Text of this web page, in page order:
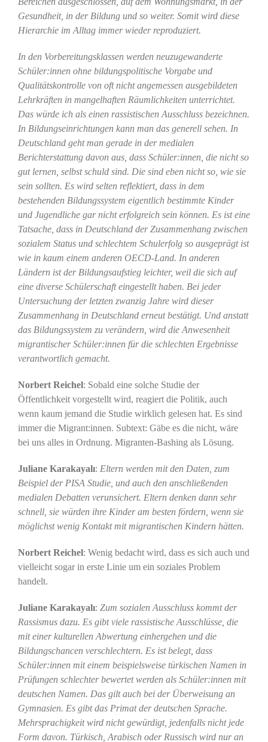
Gesundheit, in der Bildung und so weiter. Somit wird diese
Hierarchie im Alltag immer wieder reproduziert.
In den Vorbereitungsklassen werden neuzugewanderte
Schüler:innen ohne bildungspolitische Vorgabe und
Qualitätskontrolle von oft nicht angemessen ausgebildeten
Lehrkräften in mangelhaften Räumlichkeiten unterrichtet.
Das würde ich als einen rassistischen Ausschluss bezeichnen.
In Bildungseinrichtungen kann man das generell sehen. In
Deutschland geht man gerade in der medialen
Berichterstattung davon aus, dass Schüler:innen, die nicht so
gut lernen, selbst schuld sind. Die sind eben nicht so, wie sie
sein sollten. Es wird selten reflektiert, dass in dem
bestehenden Bildungssystem eigentlich bestimmte Kinder
und Jugendliche gar nicht erfolgreich sein können. Es ist eine
Tatsache, dass in Deutschland der Zusammenhang zwischen
sozialem Status und schlechtem Schulerfolg so ausgeprägt ist
wie in kaum einem anderen OECD-Land. In anderen
Ländern ist der Bildungsaufstieg leichter, weil die sich auf
eine diverse Schülerschaft eingestellt haben. Bei jeder
Untersuchung der letzten zwanzig Jahre wird dieser
Zusammenhang in Deutschland erneut bestätigt. Und anstatt
das Bildungssystem zu verändern, wird die Anwesenheit
migrantischer Schüler:innen für die schlechten Ergebnisse
verantwortlich gemacht.
Norbert Reichel: Sobald eine solche Studie der
Öffentlichkeit vorgestellt wird, reagiert die Politik, auch
wenn kaum jemand die Studie wirklich gelesen hat. Es sind
immer die Migrant:innen. Subtext: Gäbe es die nicht, wäre
bei uns alles in Ordnung. Migranten-Bashing als Lösung.
Juliane Karakayalı: Eltern werden mit den Daten, zum
Beispiel der PISA Studie, und auch den anschließenden
medialen Debatten verunsichert. Eltern denken dann sehr
schnell, sie würden ihre Kinder am besten fördern, wenn sie
möglichst wenig Kontakt mit migrantischen Kindern hätten.
Norbert Reichel: Wenig bedacht wird, dass es sich auch und
vielleicht sogar in erste Linie um ein soziales Problem
handelt.
Juliane Karakayalı: Zum sozialen Ausschluss kommt der
Rassismus dazu. Es gibt viele rassistische Ausschlüsse, die
mit einer kulturellen Abwertung einhergehen und die
Bildungschancen verschlechtern. Es ist belegt, dass
Schüler:innen mit einem beispielsweise türkischen Namen in
Prüfungen schlechter bewertet werden als Schüler:innen mit
deutschen Namen. Das gilt auch bei der Überweisung an
Gymnasien. Es gibt das Primat der deutschen Sprache.
Mehrsprachigkeit wird nicht gewürdigt, jedenfalls nicht jede
Form davon. Türkisch, Arabisch oder Russisch wird nur an